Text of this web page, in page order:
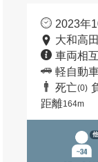
2023年
大和高
車両相
軽自動車
死亡(0)
距離164m
他